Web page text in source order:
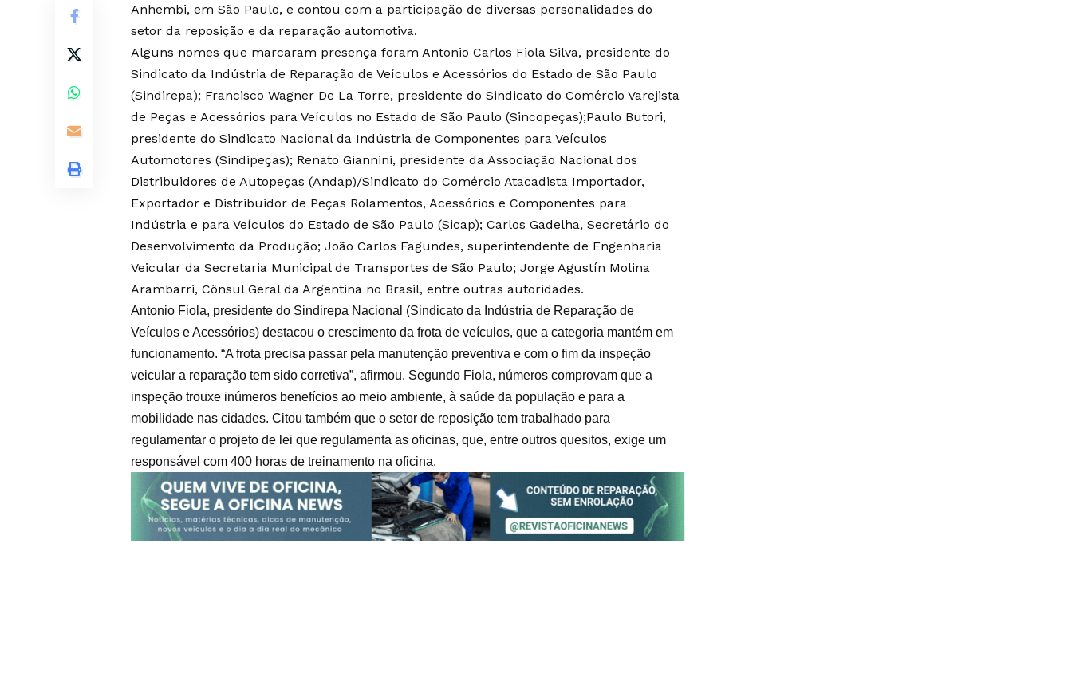
Anhembi, em São Paulo, e contou com a participação de diversas personalidades do
setor da reposição e da reparação automotiva.
Alguns nomes que marcaram presença foram Antonio Carlos Fiola Silva, presidente do
Sindicato da Indústria de Reparação de Veículos e Acessórios do Estado de São Paulo
(Sindirepa); Francisco Wagner De La Torre, presidente do Sindicato do Comércio Varejista
de Peças e Acessórios para Veículos no Estado de São Paulo (Sincopeças);Paulo Butori,
presidente do Sindicato Nacional da Indústria de Componentes para Veículos
Automotores (Sindipeças); Renato Giannini, presidente da Associação Nacional dos
Distribuidores de Autopeças (Andap)/Sindicato do Comércio Atacadista Importador,
Exportador e Distribuidor de Peças Rolamentos, Acessórios e Componentes para
Indústria e para Veículos do Estado de São Paulo (Sicap); Carlos Gadelha, Secretário do
Desenvolvimento da Produção; João Carlos Fagundes, superintendente de Engenharia
Veicular da Secretaria Municipal de Transportes de São Paulo; Jorge Agustín Molina
Arambarri, Cônsul Geral da Argentina no Brasil, entre outras autoridades.
Antonio Fiola, presidente do Sindirepa Nacional (Sindicato da Indústria de Reparação de
Veículos e Acessórios) destacou o crescimento da frota de veículos, que a categoria mantém em
funcionamento. “A frota precisa passar pela manutenção preventiva e com o fim da inspeção
veicular a reparação tem sido corretiva”, afirmou. Segundo Fiola, números comprovam que a
inspeção trouxe inúmeros benefícios ao meio ambiente, à saúde da população e para a
mobilidade nas cidades. Citou também que o setor de reposição tem trabalhado para
regulamentar o projeto de lei que regulamenta as oficinas, que, entre outros quesitos, exige um
responsável com 400 horas de treinamento na oficina.